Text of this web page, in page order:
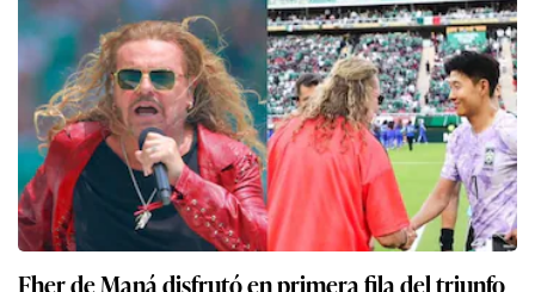
Fher de Maná disfrutó en primera fila del triunfo